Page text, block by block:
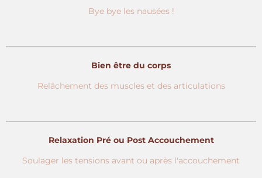
Bye bye les nausées !
Bien être du corps
Relâchement des muscles et des articulations
Relaxation Pré ou Post Accouchement
Soulager les tensions avant ou après l'accouchement